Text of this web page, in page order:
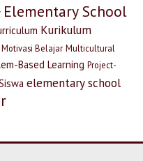
Elementary School
Kurikulum
Motivasi Belajar Multicultural
Based Learning Project-
elementary school